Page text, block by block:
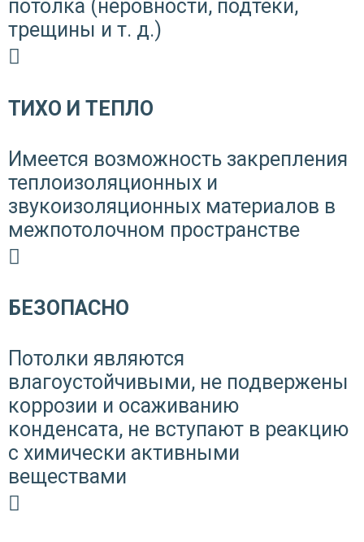
потолка (неровности, подтеки,
трещины и т. д.)
ТИХО И ТЕПЛО
Имеется возможность закрепления
теплоизоляционных и
звукоизоляционных материалов в
межпотолочном пространстве
БЕЗОПАСНО
Потолки являются
влагоустойчивыми, не подвержены
коррозии и осаживанию
конденсата, не вступают в реакцию
с химически активными
веществами